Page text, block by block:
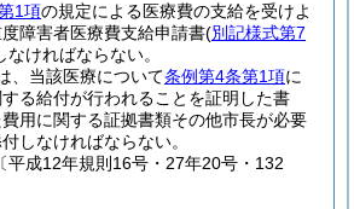
1項の規定による医療費の支給を受けよ
障害者医療費支給申請書(別記様式第7
ければならない。
、当該医療について条例第4条第1項に
る給付が行われることを証明した書
用に関する証拠書類その他市長が必要
しなければならない。
平成12年規則16号・27年20号・132